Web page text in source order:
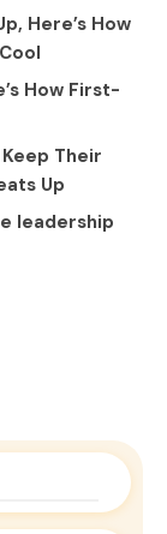
Here’s How
How First-
Their
Up
leadership